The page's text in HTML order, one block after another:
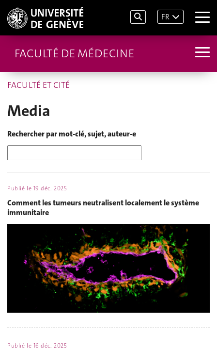
FR
FACULTÉ DE MÉDECINE
FACULTÉ ET CITÉ
Media
Rechercher par mot-clé, sujet, auteur-e
Publié le 19 déc. 2025
Comment les tumeurs neutralisent localement le système
immunitaire
Publié le 16 déc. 2025